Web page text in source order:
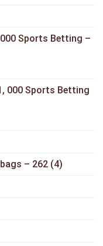
Sports Betting –
000 Sports Betting
– 262 (4)